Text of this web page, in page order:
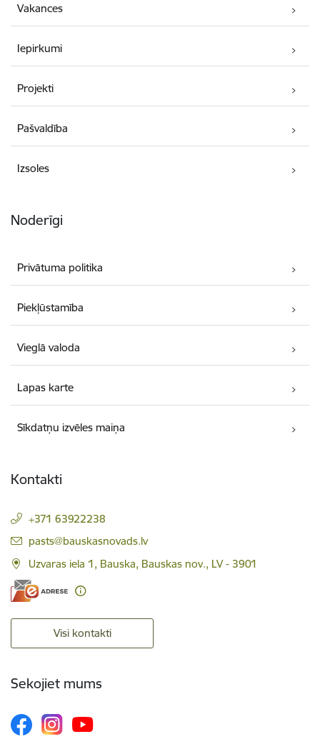
Vakances
Iepirkumi
Projekti
Pašvaldība
Izsoles
Noderīgi
Privātuma politika
Piekļūstamība
Vieglā valoda
Lapas karte
Sīkdatņu izvēles maiņa
Kontakti
+371 63922238
E-pasts:
pasts@bauskasnovads.lv
Uzvaras iela 1, Bauska, Bauskas nov., LV - 3901
Visi kontakti
Sekojiet mums